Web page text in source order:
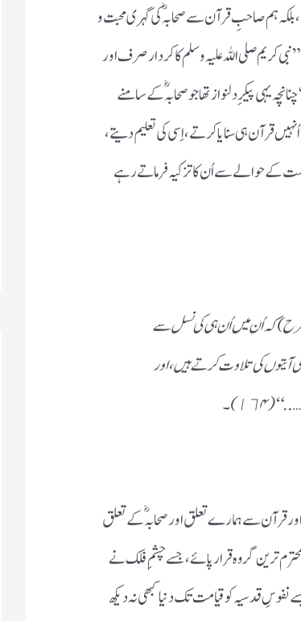
ہم صاحبِ قرآن سے صحابہؓ کی گہر ی محبت و
صلی اللہ علیہ و سلم کا کردار صرف اور
یہی پیکرِ دلنوازتھا جو صحابہؓ کے سامنے
قرآن ہی سنایا کرتے، اِ سی کی تعلیم دیتے،
کے حوالے سے اُن کا تزکیہ فرماتے رہے
طرح) کہ اُن میں اُن ہی کی نسل سے
آیتوں کی تلاوت کرتے ہیں، اور
(١٦۴)۔
اور قرآن سے ہمارے تعلق اور صحابہؓ کے تعلق
محترم ترین گروہ قرار پائے،جسے چشمِ فلک نے
نفوسِ قدسیہ کو قیامت تک دنیا کبھی نہ دیکھ